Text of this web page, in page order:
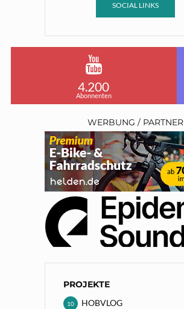
SOCIAL LINKS
4.200
Abonnenten
WERBUNG / PARTNER
PROJEKTE
HOBVLOG
10